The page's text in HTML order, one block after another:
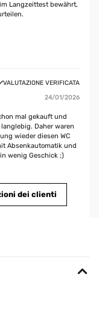
Langzeittest bewährt,
VALUTAZIONE VERIFICATA
24/01/2026
mal gekauft und
Daher waren
wieder diesen WC
Absenkautomatik und
wenig Geschick ;)
dei clienti